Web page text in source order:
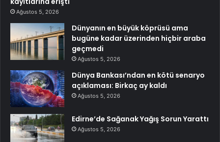
Ağustos 5, 2026
Dünyanın en büyük köprüsü ama
bugüne kadar üzerinden hiçbir araba
geçmedi
Ağustos 5, 2026
Dünya Bankası’ndan en kötü senaryo
açıklaması: Birkaç ay kaldı
Ağustos 5, 2026
Edirne’de Sağanak Yağış Sorun Yarattı
Ağustos 5, 2026